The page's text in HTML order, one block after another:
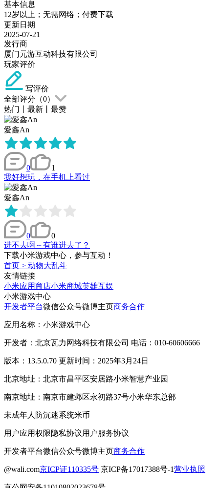
基本信息
12岁以上；无需网络；付费下载
更新日期
2025-07-21
发行商
厦门元游互动科技有限公司
玩家评价
写评价
全部评分（0）
热门
最新 最赞
愛鑫An
0
1
我好想玩，在手机上看过
愛鑫An
0
0
进不去啊～有谁进去了？
下载小米游戏中心，参与互动！
首页 > 动物大乱斗
友情链接
小米应用商店小米商城英雄互娱
小米游戏中心
开发者平台微信公众号微博主页商务合作
应用名称：小米游戏中心
开发者：北京瓦力网络科技有限公司 电话：010-60606666
版本：13.5.0.70 更新时间：2025年3月24日
北京地址：北京市昌平区安居路小米智慧产业园
南京地址：南京市建邺区永初路37号小米华东总部
未成年人防沉迷系统米币
用户应用权限隐私协议用户服务协议
开发者平台微信公众号微博主页商务合作
@wali.com京ICP证110335号 京ICP备17017388号-1营业执照